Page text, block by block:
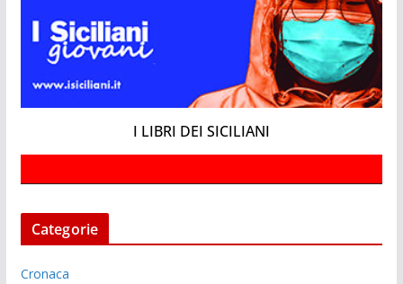
I LIBRI DEI SICILIANI
Categorie
Cronaca